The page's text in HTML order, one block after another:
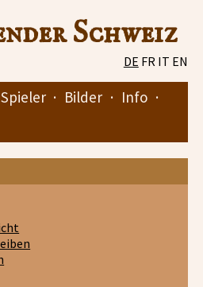
Schweiz
DE FR IT EN
Spieler · Bilder · Info ·